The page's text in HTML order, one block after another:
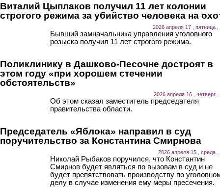
Виталий Цыплаков получил 11 лет колонии
строгого режима за убийство человека на
2026 апреля 17 , пятница ,
Бывший замначальника управления уголовного
розыска получил 11 лет строгого режима.
Поликлинику в Дашково-Песочне достроят в
этом году «при хорошем стечении
обстоятельств»
2026 апреля 16 , четверг ,
Об этом сказал заместитель председателя
правительства области.
Председатель «Яблока» направил в суд
поручительство за Константина Смирнова
2026 апреля 15 , среда ,
Николай Рыбаков поручился, что Константин
Смирнов будет являться по вызовам в суд и не
будет препятствовать производству по
делу в случае изменения ему меры пресечения.